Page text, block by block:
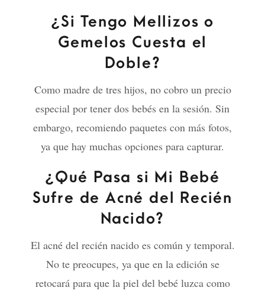
¿Si Tengo Mellizos o
Gemelos Cuesta el
Doble?
Como madre de tres hijos, no cobro un precio
especial por tener dos bebés en la sesión. Sin
embargo, recomiendo paquetes con más fotos,
ya que hay muchas opciones para capturar.
¿Qué Pasa si Mi Bebé
Sufre de Acné del Recién
Nacido?
El acné del recién nacido es común y temporal.
No te preocupes, ya que en la edición se
retocará para que la piel del bebé luzca como